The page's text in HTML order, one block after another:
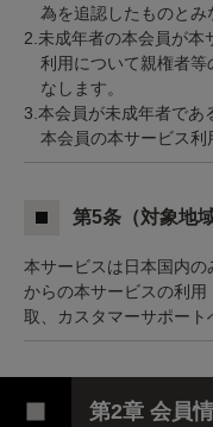
為を追認したものとみ
2.未成年者の本会員が本
利用について親権者
なします。
3.本会員が未成年者であ
本会員の本サービス利
第5条（対象地域
本サービスは日本国内
からの本サービスの利
取、カスタマーサポート
第2章 会員